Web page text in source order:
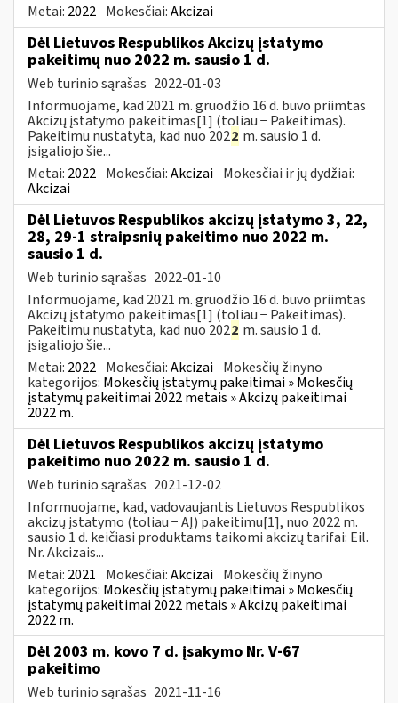
Metai: 2022 Mokesčiai:Akcizai
Dėl Lietuvos Respublikos Akcizų įstatymo
pakeitimų nuo 2022 m. sausio 1 d.
Web turinio sąrašas 2022-01-03
Informuojame, kad 2021 m. gruodžio 16 d. buvo priimtas
Akcizų įstatymo pakeitimas[1] (toliau − Pakeitimas).
Pakeitimu nustatyta, kad nuo 2022 m. sausio 1 d.
įsigaliojo šie...
Metai: 2022 Mokesčiai:Akcizai Mokesčiai ir jų dydžiai:
Akcizai
Dėl Lietuvos Respublikos akcizų įstatymo 3, 22,
28, 29-1 straipsnių pakeitimo nuo 2022 m.
sausio 1 d.
Web turinio sąrašas 2022-01-10
Informuojame, kad 2021 m. gruodžio 16 d. buvo priimtas
Akcizų įstatymo pakeitimas[1] (toliau − Pakeitimas).
Pakeitimu nustatyta, kad nuo 2022 m. sausio 1 d.
įsigaliojo šie...
Metai: 2022 Mokesčiai:Akcizai Mokesčių žinyno
kategorijos: Mokesčių įstatymų pakeitimai » Mokesčių
įstatymų pakeitimai 2022 metais » Akcizų pakeitimai
2022 m.
Dėl Lietuvos Respublikos akcizų įstatymo
pakeitimo nuo 2022 m. sausio 1 d.
Web turinio sąrašas 2021-12-02
Informuojame, kad, vadovaujantis Lietuvos Respublikos
akcizų įstatymo (toliau − AĮ) pakeitimu[1], nuo 2022 m.
sausio 1 d. keičiasi produktams taikomi akcizų tarifai: Eil.
Nr. Akcizais...
Metai: 2021 Mokesčiai:Akcizai Mokesčių žinyno
kategorijos: Mokesčių įstatymų pakeitimai » Mokesčių
įstatymų pakeitimai 2022 metais » Akcizų pakeitimai
2022 m.
Dėl 2003 m. kovo 7 d. įsakymo Nr. V-67
pakeitimo
Web turinio sąrašas 2021-11-16